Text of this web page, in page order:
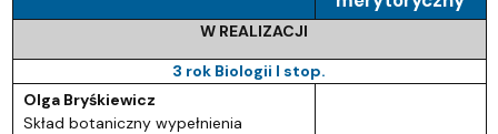
W REALIZACJI
3 rok Biologii I stop.
Olga Bryśkiewicz
Skład botaniczny wypełnienia